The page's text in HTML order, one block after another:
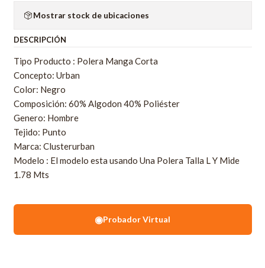
Mostrar stock de ubicaciones
DESCRIPCIÓN
Tipo Producto : Polera Manga Corta
Concepto: Urban
Color: Negro
Composición: 60% Algodon 40% Poliéster
Genero: Hombre
Tejido: Punto
Marca: Clusterurban
Modelo : El modelo esta usando Una Polera Talla L Y Mide
1.78 Mts
◉Probador Virtual